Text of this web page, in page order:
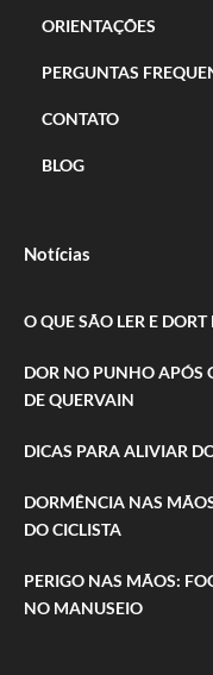
ORIENTAÇÕES
PERGUNTAS
CONTATO
BLOG
Notícias
O QUE SÃO LER E
DOR NO PUNHO APÓS
DE QUERVAIN
DICAS PARA ALIVIAR
DORMÊNCIA NAS
DO CICLISTA
PERIGO NAS MÃOS:
NO MANUSEIO